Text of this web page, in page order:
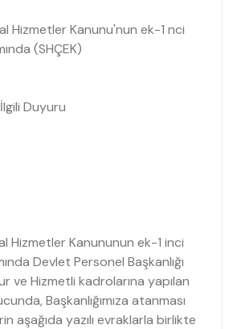
Hizmetler Kanunu'nun ek-1 nci
(SHÇEK)
Duyuru
Hizmetler Kanununun ek-1 inci
Devlet Personel Başkanlığı
ve Hizmetli kadrolarına yapılan
Başkanlığımıza atanması
aşağıda yazılı evraklarla birlikte